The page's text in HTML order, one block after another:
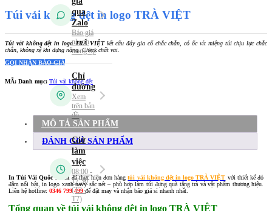
Túi vải không dệt in logo TRÀ VIỆT
Túi vải không dệt in logo TRÀ VIỆTkết cấu đáy gia cố chắc chắn, có ốc vít miệng túi chịu lực chắc
chắn, không xệ khi đựng nặng. Check chất vải.
GỌI NHẬN BÁO GIÁ
MÃ: Danh mục: Túi vải không dệt
MÔ TẢ SẢN PHẨM
ĐÁNH GIÁ SẢN PHẨM
In Túi Vải Quốc Minhđã thực hiện đơn hàngtúi vải không dệt in logo TRÀ VIỆT với thiết kế đỏ
đậm nổi bật, in logo xanh navy sắc nét – phù hợp làm túi đựng quà tặng trà và vật phẩm thương hiệu.
Liên hệ hotline: 0346 799 499để đặt may và nhận báo giá sỉ nhanh nhất.
Tổng quan về túi vải không dệt in logo TRÀ VIỆT